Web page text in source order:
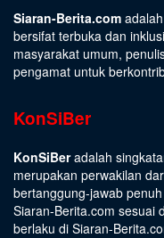
Siaran-Berita.com
bersifat terbuka dan
masyarakat umum,
pengamat untuk
KonSiBer
KonSiBeradalah
merupakan perwakilan
bertanggung-jawab
Siaran-Berita.com sesuai
berlaku di Siaran-